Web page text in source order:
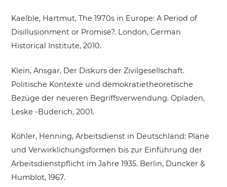
Kaelble, Hartmut, The 1970s in Europe: A Period of
Disillusionment or Promise?. London, German
Historical Institute, 2010.
Klein, Ansgar, Der Diskurs der Zivilgesellschaft.
Politische Kontexte und demokratietheoretische
Bezüge der neueren Begriffsverwendung. Opladen,
Leske -Buderich, 2001.
Köhler, Henning, Arbeitsdienst in Deutschland: Pläne
und Verwirklichungsformen bis zur Einführung der
Arbeitsdienstpflicht im Jahre 1935. Berlin, Duncker &
Humblot, 1967.